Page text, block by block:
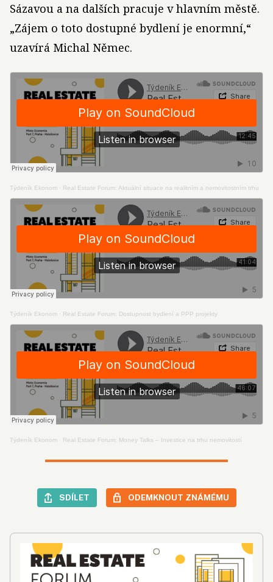
Sázavou a na dalších pracuje v hlavním městě.
„Zájem o toto dostupné bydlení je enormní,“
uzavírá Michal Němec.
Týdeník Ekonom · Real Estate Forum: Aktuální situace na realitním a nemovitostním trhu
Týdeník Ekonom · Real Estate Forum: Dostupnost bydlení a PPP projekty
Týdeník Ekonom · Real Estate Forum: Money Talks – Investice na trhu nemovitostí
SDÍLET ODEMKNOUT ZNÁMÉMU